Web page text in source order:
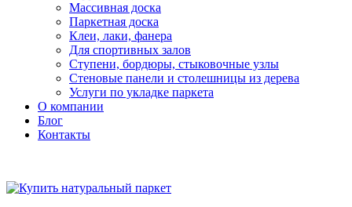
Массивная доска
Паркетная доска
Клеи, лаки, фанера
Для спортивных залов
Ступени, бордюры, стыковочные узлы
Стеновые панели и столешницы из дерева
Услуги по укладке паркета
О компании
Блог
Контакты